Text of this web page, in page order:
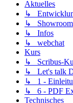
Aktuelles
↳
↳ Showroom
↳ Infos
↳ webchat
Kurs
↳ Scribus-
↳ Let's talk
↳ 1 -
↳ 6 - PDF
Technisches